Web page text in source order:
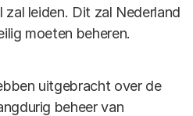
leiden. Dit zal Nederland
moeten beheren.
uitgebracht over de
beheer van